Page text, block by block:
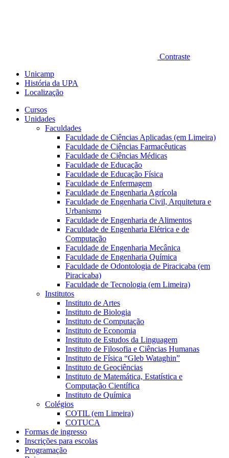
Contraste
Unicamp
História da UPA
Localização
Cursos
Unidades
Faculdades
Faculdade de Ciências Aplicadas (em Limeira)
Faculdade de Ciências Farmacêuticas
Faculdade de Ciências Médicas
Faculdade de Educação
Faculdade de Educação Física
Faculdade de Enfermagem
Faculdade de Engenharia Agrícola
Faculdade de Engenharia Civil, Arquitetura e
Urbanismo
Faculdade de Engenharia de Alimentos
Faculdade de Engenharia Elétrica e de
Computação
Faculdade de Engenharia Mecânica
Faculdade de Engenharia Química
Faculdade de Odontologia de Piracicaba (em
Piracicaba)
Faculdade de Tecnologia (em Limeira)
Institutos
Instituto de Artes
Instituto de Biologia
Instituto de Computação
Instituto de Economia
Instituto de Estudos da Linguagem
Instituto de Filosofia e Ciências Humanas
Instituto de Física “Gleb Wataghin”
Instituto de Geociências
Instituto de Matemática, Estatística e
Computação Científica
Instituto de Química
Colégios
COTIL (em Limeira)
COTUCA
Formas de ingresso
Inscrições para escolas
Programação